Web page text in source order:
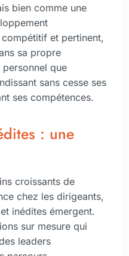
bien comme une
et pertinent,
sa propre
que
sans cesse ses
ses compétences.
: une
croissants de
chez les dirigeants,
inédites émergent.
sur mesure qui
leaders